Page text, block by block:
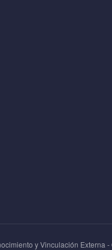
y Vinculación Externa